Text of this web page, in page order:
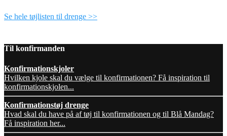
Se hele tøjlisten til drenge >>
Til konfirmanden
Konfirmationskjoler
Hvilken kjole skal du vælge til konfirmationen? Få inspiration til
konfirmationskjolen...
Konfirmationstøj drenge
Hvad skal du have på af tøj til konfirmationen og til Blå Mandag?
Få inspiration her...